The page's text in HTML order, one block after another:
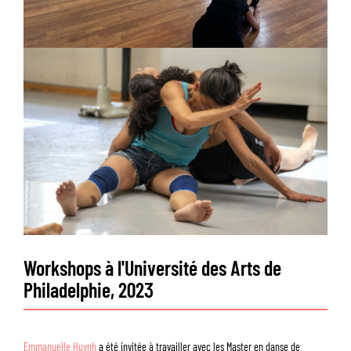
Workshops à l'Université des Arts de
Philadelphie, 2023
Emmanuelle Huynha été invitée à travailler avec les Master en danse de